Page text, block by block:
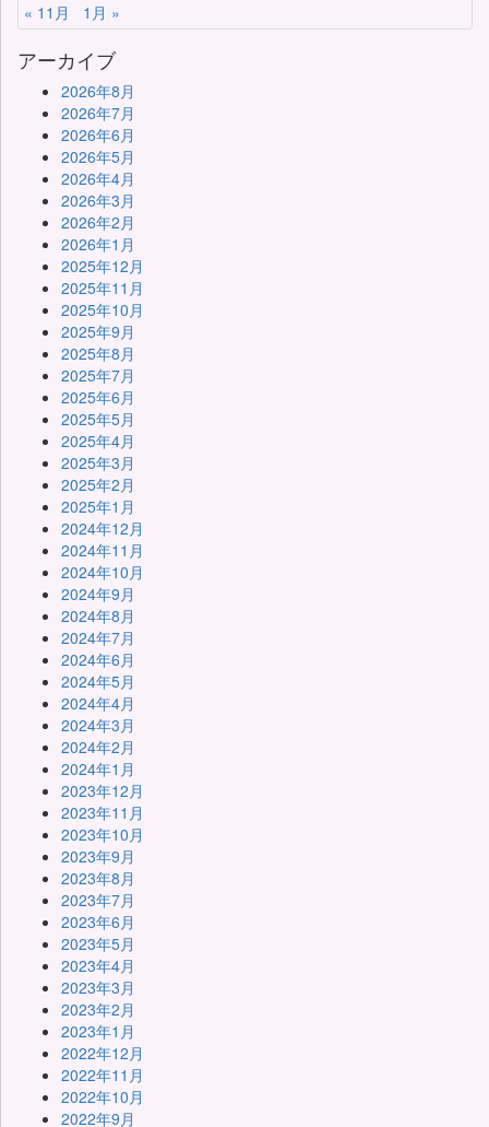
« 11月
1月 »
アーカイブ
2026年8月
2026年7月
2026年6月
2026年5月
2026年4月
2026年3月
2026年2月
2026年1月
2025年12月
2025年11月
2025年10月
2025年9月
2025年8月
2025年7月
2025年6月
2025年5月
2025年4月
2025年3月
2025年2月
2025年1月
2024年12月
2024年11月
2024年10月
2024年9月
2024年8月
2024年7月
2024年6月
2024年5月
2024年4月
2024年3月
2024年2月
2024年1月
2023年12月
2023年11月
2023年10月
2023年9月
2023年8月
2023年7月
2023年6月
2023年5月
2023年4月
2023年3月
2023年2月
2023年1月
2022年12月
2022年11月
2022年10月
2022年9月